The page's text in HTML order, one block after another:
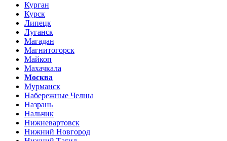
Курган
Курск
Липецк
Луганск
Магадан
Магнитогорск
Майкоп
Махачкала
Москва
Мурманск
Набережные Челны
Назрань
Нальчик
Нижневартовск
Нижний Новгород